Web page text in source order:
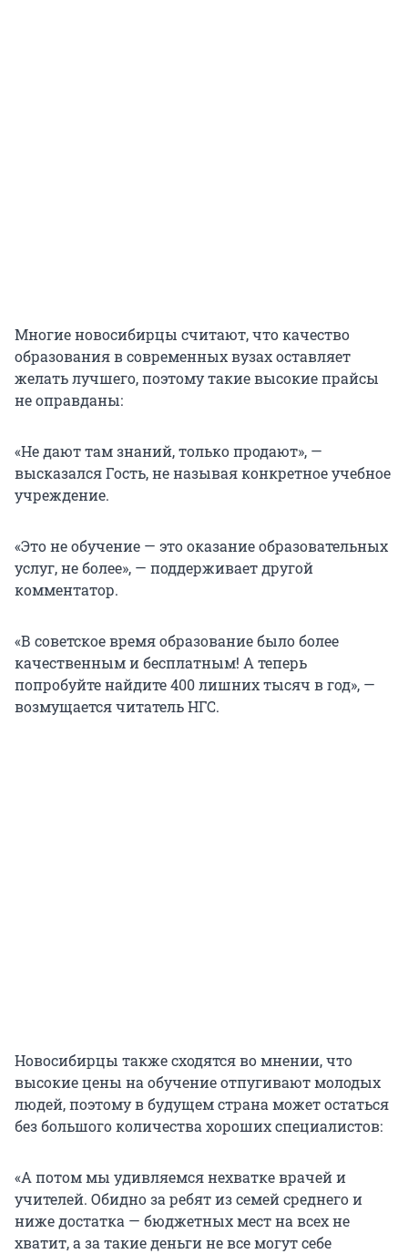
Многие новосибирцы считают, что качество
образования в современных вузах оставляет
желать лучшего, поэтому такие высокие прайсы
не оправданы:
«Не дают там знаний, только продают», —
высказался Гость, не называя конкретное учебное
учреждение.
«Это не обучение — это оказание образовательных
услуг, не более», — поддерживает другой
комментатор.
«В советское время образование было более
качественным и бесплатным! А теперь
попробуйте найдите 400 лишних тысяч в год», —
возмущается читатель НГС.
Новосибирцы также сходятся во мнении, что
высокие цены на обучение отпугивают молодых
людей, поэтому в будущем страна может остаться
без большого количества хороших специалистов:
«А потом мы удивляемся нехватке врачей и
учителей. Обидно за ребят из семей среднего и
ниже достатка — бюджетных мест на всех не
хватит, а за такие деньги не все могут себе